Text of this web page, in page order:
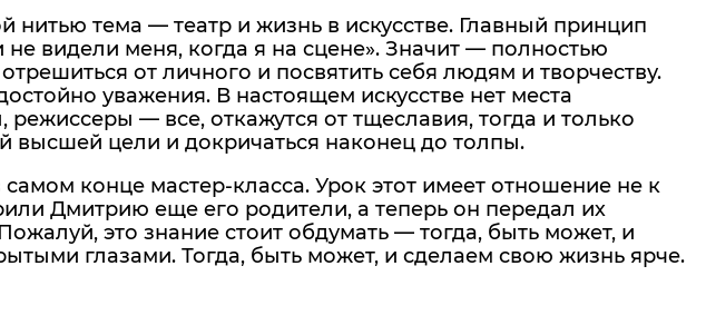
нитью тема — театр и жизнь в искусстве. Главный принцип
видели меня, когда я на сцене». Значит — полностью
от личного и посвятить себя людям и творчеству.
уважения. В настоящем искусстве нет места
— все, откажутся от тщеславия, тогда и только
высшей цели и докричаться наконец до толпы.
конце мастер-класса. Урок этот имеет отношение не к
Дмитрию еще его родители, а теперь он передал их
это знание стоит обдумать — тогда, быть может, и
глазами. Тогда, быть может, и сделаем свою жизнь ярче.